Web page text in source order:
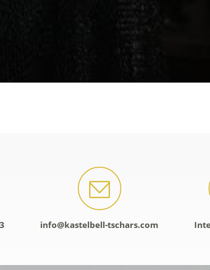
info@kastelbell-tschars.com